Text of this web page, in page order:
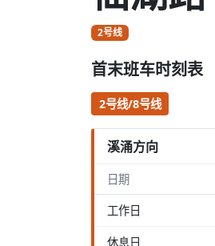
2号线
首末班车时刻表
2号线/8号线
溪涌方向
日期
工作日
休息日